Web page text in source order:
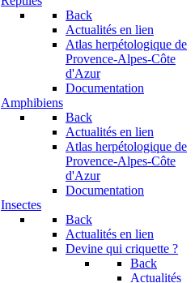
Back
Actualités en lien
Atlas herpétologique de
Provence-Alpes-Côte
d'Azur
Documentation
Amphibiens
Back
Actualités en lien
Atlas herpétologique de
Provence-Alpes-Côte
d'Azur
Documentation
Insectes
Back
Actualités en lien
Devine qui criquette ?
Back
Actualités